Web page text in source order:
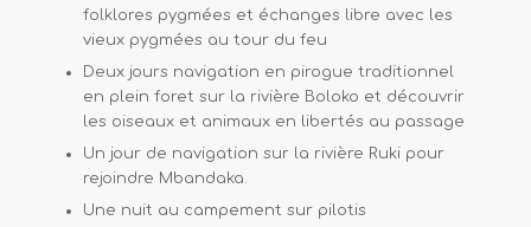
folklores pygmées et échanges libre avec les
vieux pygmées au tour du feu
Deux jours navigation en pirogue traditionnel
en plein foret sur la rivière Boloko et découvrir
les oiseaux et animaux en libertés au passage
Un jour de navigation sur la rivière Ruki pour
rejoindre Mbandaka.
Une nuit au campement sur pilotis